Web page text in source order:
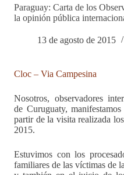
Paraguay: Carta de los
la opinión pública
13 de agosto de 2015
Cloc – Via Campesina
Nosotros, observadores
de Curuguaty,
partir de la visita realizada
2015.
Estuvimos con los
familiares de las víctimas de